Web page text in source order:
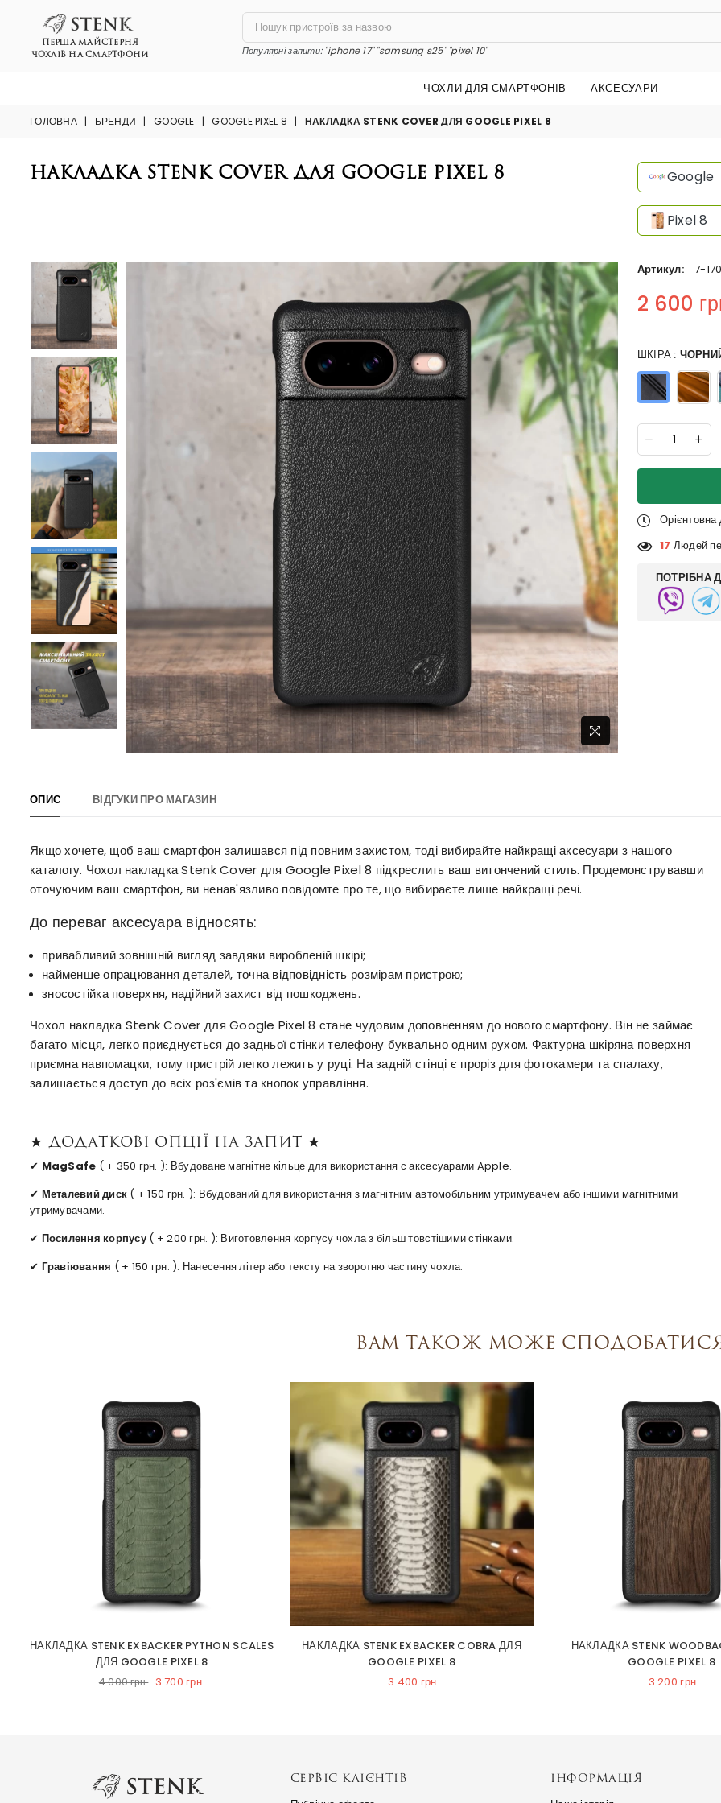
ПЕРША МАЙСТЕРНЯ
ЧОХЛІВ НА СМАРТФОНИ
Популярні запити:"iphone 17" "samsung s25" "pixel 10"
ЧОХЛИ ДЛЯ СМАРТФОНІВ АКСЕСУАРИ
ГОЛОВНА | БРЕНДИ | GOOGLE | GOOGLE PIXEL 8 | НАКЛАДКА STENK COVER ДЛЯ GOOGLE PIXEL 8
Накладка Stenk Cover для Google Pixel 8 Google
Pixel 8
Артикул: 7-
Regular price
2 600
ШКІРА :
17 Людей
ПОТРІБНА
ОПИС ВІДГУКИ ПРО МАГАЗИН
Якщо хочете, щоб ваш смартфон залишався під повним захистом, тоді вибирайте найкращі аксесуари з нашого
каталогу. Чохол накладка Stenk Cover для Google Pixel 8 підкреслить ваш витончений стиль. Продемонструвавши
оточуючим ваш смартфон, ви ненав'язливо повідомте про те, що вибираєте лише найкращі речі.
До переваг аксесуара відносять:
привабливий зовнішній вигляд завдяки виробленій шкірі;
найменше опрацювання деталей, точна відповідність розмірам пристрою;
зносостійка поверхня, надійний захист від пошкоджень.
Чохол накладка Stenk Cover для Google Pixel 8 стане чудовим доповненням до нового смартфону. Він не займає
багато місця, легко приєднується до задньої стінки телефону буквально одним рухом. Фактурна шкіряна поверхня
приємна навпомацки, тому пристрій легко лежить у руці. На задній стінці є проріз для фотокамери та спалаху,
залишається доступ до всіх роз'ємів та кнопок управління.
★ Додаткові опції на запит ★
✔ MagSafe ( + 350 грн. ): Вбудоване магнітне кільце для використання с аксесуарами Apple.
✔ Металевий диск ( + 150 грн. ): Вбудований для використання з магнітним автомобільним утримувачем або іншими магнітними
утримувачами.
✔ Посилення корпусу ( + 200 грн. ): Виготовлення корпусу чохла з більш товстішими стінками.
✔ Гравіювання ( + 150 грн. ): Нанесення літер або тексту на зворотню частину чохла.
Вам також може
НАКЛАДКА STENK EXBACKER PYTHON SCALES
ДЛЯ GOOGLE PIXEL 8
4 000 грн. 3 700 грн.
НАКЛАДКА STENK EXBACKER COBRA ДЛЯ
GOOGLE PIXEL 8
3 400 грн.
НАКЛАДКА STENK
GOOGLE PIXEL 8
3 200 грн.
СЕРВІС КЛІЄНТІВ ІНФОРМАЦІЯ